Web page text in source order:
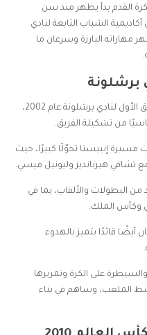
القدم بدأ يظهر منذ سن
الشباب التابعة لنادي
مهاراته البارزة وسرعان ما
برشلونة
بدأت مسيرة إنييستا الاحترافية في الفريق الأول لنادي برشلونة عام 2002،
من تشكيلة الفريق.
مسيرة إنييستا تحوّلًا كبيرًا، حيث
تشافي هيرنانديز وليونيل ميسي.
من البطولات والألقاب، بما في
وكأس الملك.
أيضًا قائدًا يتميز بالهدوء
على الكرة وتمريرها
الملعب، وساهم في بناء